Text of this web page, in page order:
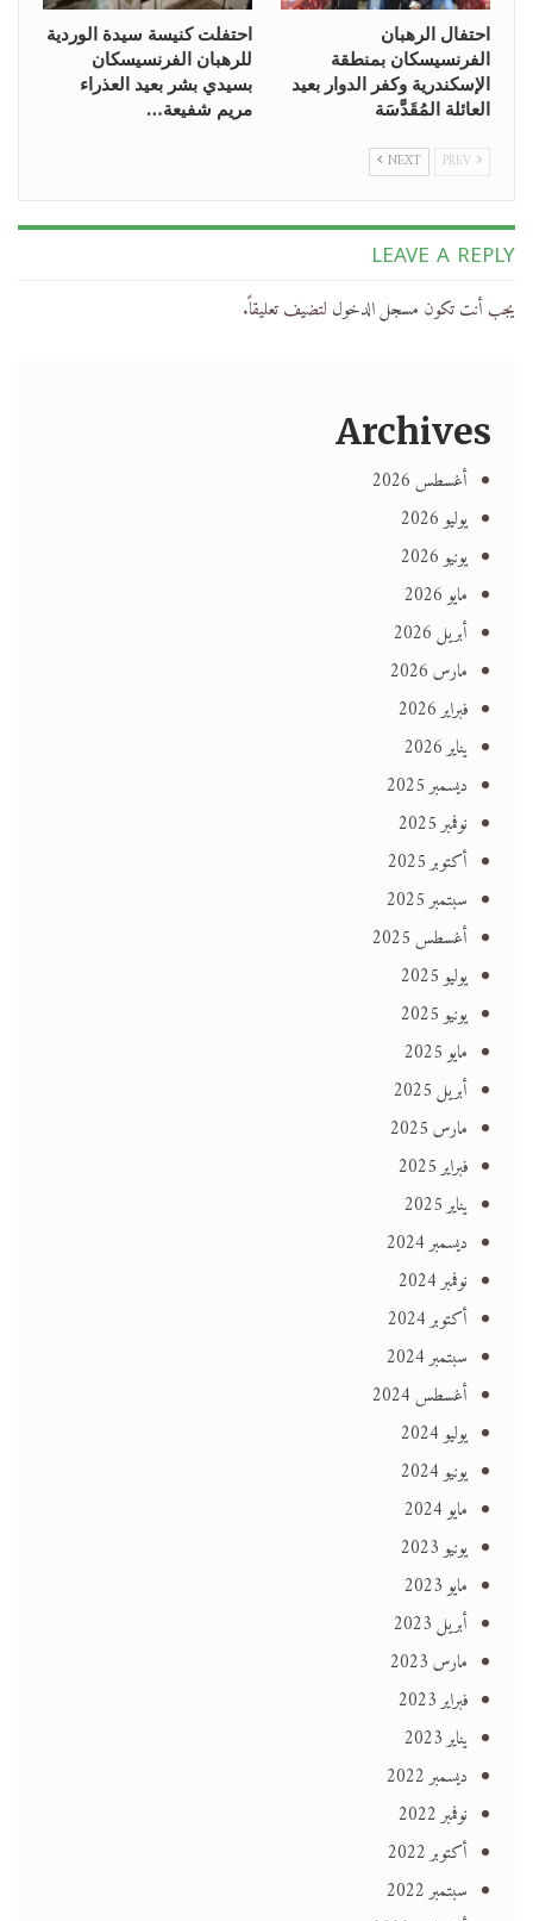
احتفال الرهبان
الفرنسيسكان بمنطقة
الإسكندرية وكفر الدوار بعيد
العائلة المُقَدَّسَة
احتفلت كنيسة سيدة الوردية
للرهبان الفرنسيسكان
بسيدي بشر بعيد العذراء
مريم شفيعة…
NEXT
LEAVE A REPLY
يجب أنت تكون مسجل الدخول لتضيف تعليقاً.
Archives
أغسطس 2026
يوليو 2026
يونيو 2026
مايو 2026
أبريل 2026
مارس 2026
فبراير 2026
يناير 2026
ديسمبر 2025
نوفمبر 2025
أكتوبر 2025
سبتمبر 2025
أغسطس 2025
يوليو 2025
يونيو 2025
مايو 2025
أبريل 2025
مارس 2025
فبراير 2025
يناير 2025
ديسمبر 2024
نوفمبر 2024
أكتوبر 2024
سبتمبر 2024
أغسطس 2024
يوليو 2024
يونيو 2024
مايو 2024
يونيو 2023
مايو 2023
أبريل 2023
مارس 2023
فبراير 2023
يناير 2023
ديسمبر 2022
نوفمبر 2022
أكتوبر 2022
سبتمبر 2022